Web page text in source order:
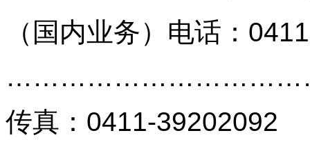
（国内业务） 电话：
传真 ： 0411-39202092